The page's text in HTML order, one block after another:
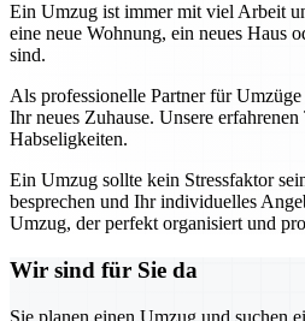
Ein Umzug ist immer mit viel Arbeit
eine neue Wohnung, ein neues Haus
sind.
Als professionelle Partner für
Ihr neues Zuhause. Unsere
Habseligkeiten.
Ein Umzug sollte kein Stressfaktor
besprechen und Ihr individuelles
Umzug, der perfekt organisiert und
Wir sind für Sie da
Sie planen einen Umzug und suchen